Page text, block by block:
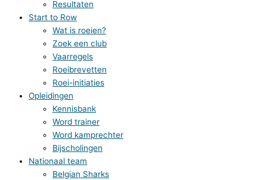
Resultaten
Start to Row
Wat is roeien?
Zoek een club
Vaarregels
Roeibrevetten
Roei-initiaties
Opleidingen
Kennisbank
Word trainer
Word kamprechter
Bijscholingen
Nationaal team
Belgian Sharks